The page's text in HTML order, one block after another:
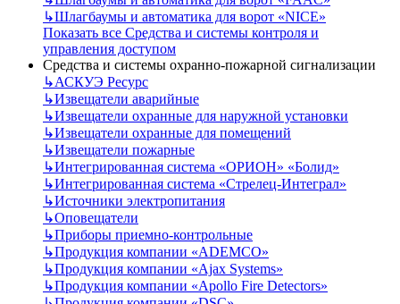
↳Шлагбаумы и автоматика для ворот «NICE»
Показать все Средства и системы контроля и
управления доступом
Средства и системы охранно-пожарной сигнализации
↳АСКУЭ Ресурс
↳Извещатели аварийные
↳Извещатели охранные для наружной установки
↳Извещатели охранные для помещений
↳Извещатели пожарные
↳Интегрированная система «ОРИОН» «Болид»
↳Интегрированная система «Стрелец-Интеграл»
↳Источники электропитания
↳Оповещатели
↳Приборы приемно-контрольные
↳Продукция компании «ADEMCO»
↳Продукция компании «Ajax Systems»
↳Продукция компании «Apollo Fire Detectors»